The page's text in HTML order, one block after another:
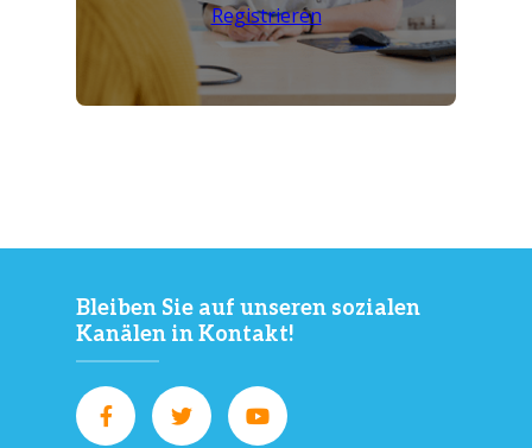
Registrieren
Bleiben Sie auf unseren sozialen
Kanälen in Kontakt!